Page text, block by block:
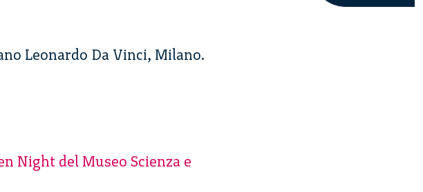
Leonardo Da Vinci, Milano.
Night del Museo Scienza e